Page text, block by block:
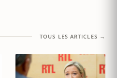
TOUS LES ARTICLES →